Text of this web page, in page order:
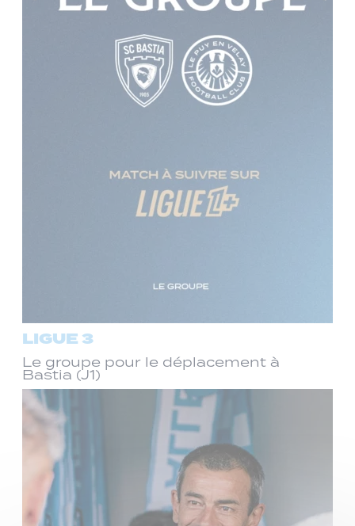
LIGUE 3
Le groupe pour le déplacement à
Bastia (J1)